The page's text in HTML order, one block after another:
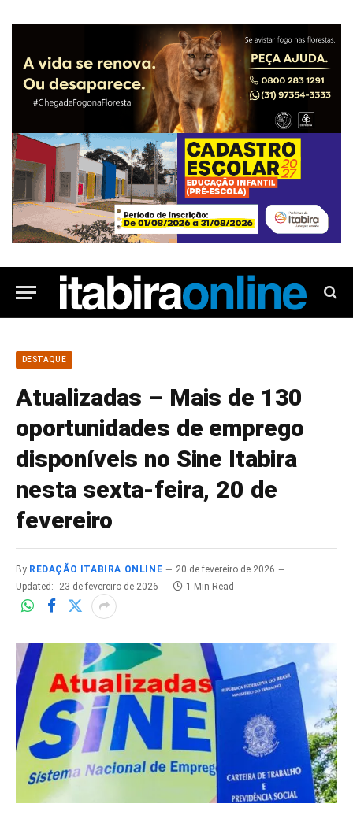
DESTAQUE
Atualizadas – Mais de 130
oportunidades de emprego
disponíveis no Sine Itabira
nesta sexta-feira, 20 de
fevereiro
By REDAÇÃO ITABIRA ONLINE
20 de fevereiro de 2026
Updated:
23 de fevereiro de 2026 1 Min Read